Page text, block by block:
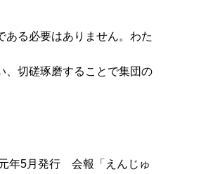
ある必要はありません。わた
、切磋琢磨することで集団の
報「えんじゅ